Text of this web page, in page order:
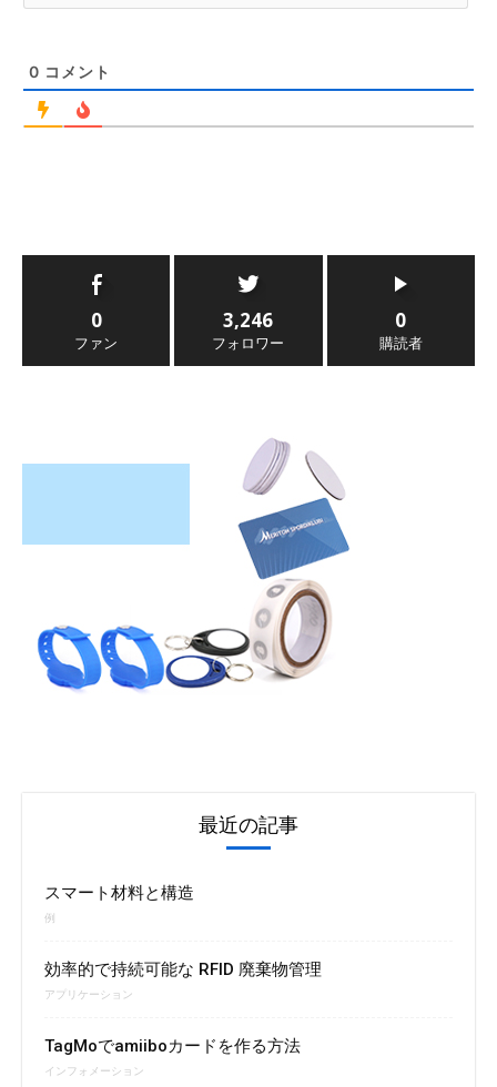
0 コメント
0
ファン
3,246
フォロワー
0
購読者
最近の記事
スマート材料と構造
例
効率的で持続可能な RFID 廃棄物管理
アプリケーション
TagMoでamiiboカードを作る方法
インフォメーション